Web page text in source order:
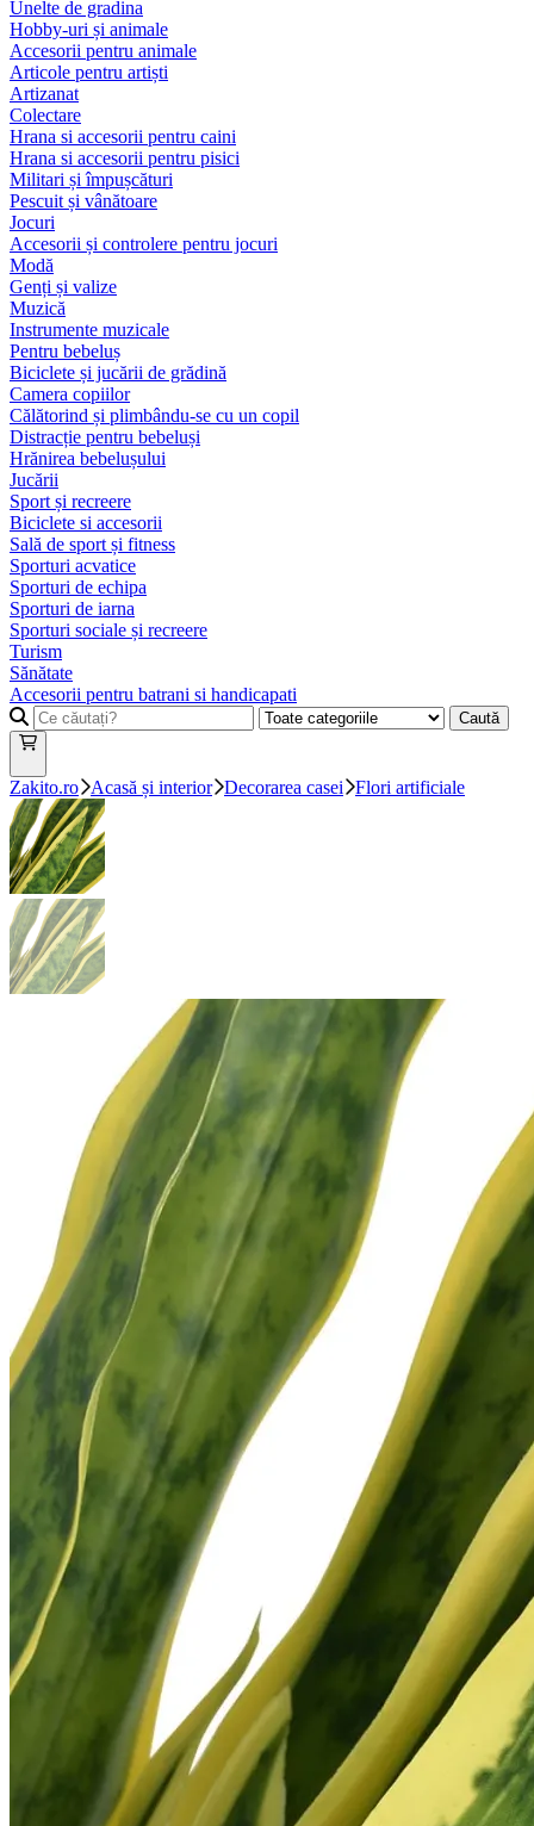
Unelte de gradina
Hobby-uri și animale
Accesorii pentru animale
Articole pentru artiști
Artizanat
Colectare
Hrana si accesorii pentru caini
Hrana si accesorii pentru pisici
Militari și împușcături
Pescuit și vânătoare
Jocuri
Accesorii și controlere pentru jocuri
Modă
Genți și valize
Muzică
Instrumente muzicale
Pentru bebeluș
Biciclete și jucării de grădină
Camera copiilor
Călătorind și plimbându-se cu un copil
Distracție pentru bebeluși
Hrănirea bebelușului
Jucării
Sport și recreere
Biciclete si accesorii
Sală de sport și fitness
Sporturi acvatice
Sporturi de echipa
Sporturi de iarna
Sporturi sociale și recreere
Turism
Sănătate
Accesorii pentru batrani si handicapati
Caută
Zakito.ro Acasă și interior Decorarea casei Flori artificiale